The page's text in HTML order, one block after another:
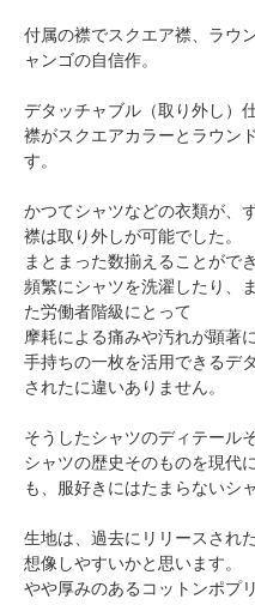
付属の襟でスクエア襟、ラウ
ャンゴの自信作。
デタッチャブル（取り外し）
襟がスクエアカラーとラウン
す。
かつてシャツなどの衣類が、
襟は取り外しが可能でした。
まとまった数揃えることがで
頻繁にシャツを洗濯したり、
た労働者階級にとって
摩耗による痛みや汚れが顕著
手持ちの一枚を活用できるデ
されたに違いありません。
そうしたシャツのディテール
シャツの歴史そのものを現代
も、服好きにはたまらないシ
生地は、過去にリリースされ
想像しやすいかと思います。
やや厚みのあるコットンポプ